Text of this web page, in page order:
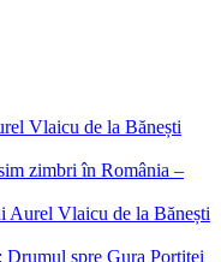
Vlaicu de la Bănești
spre Gura Portiței
de la Bănești (lângă